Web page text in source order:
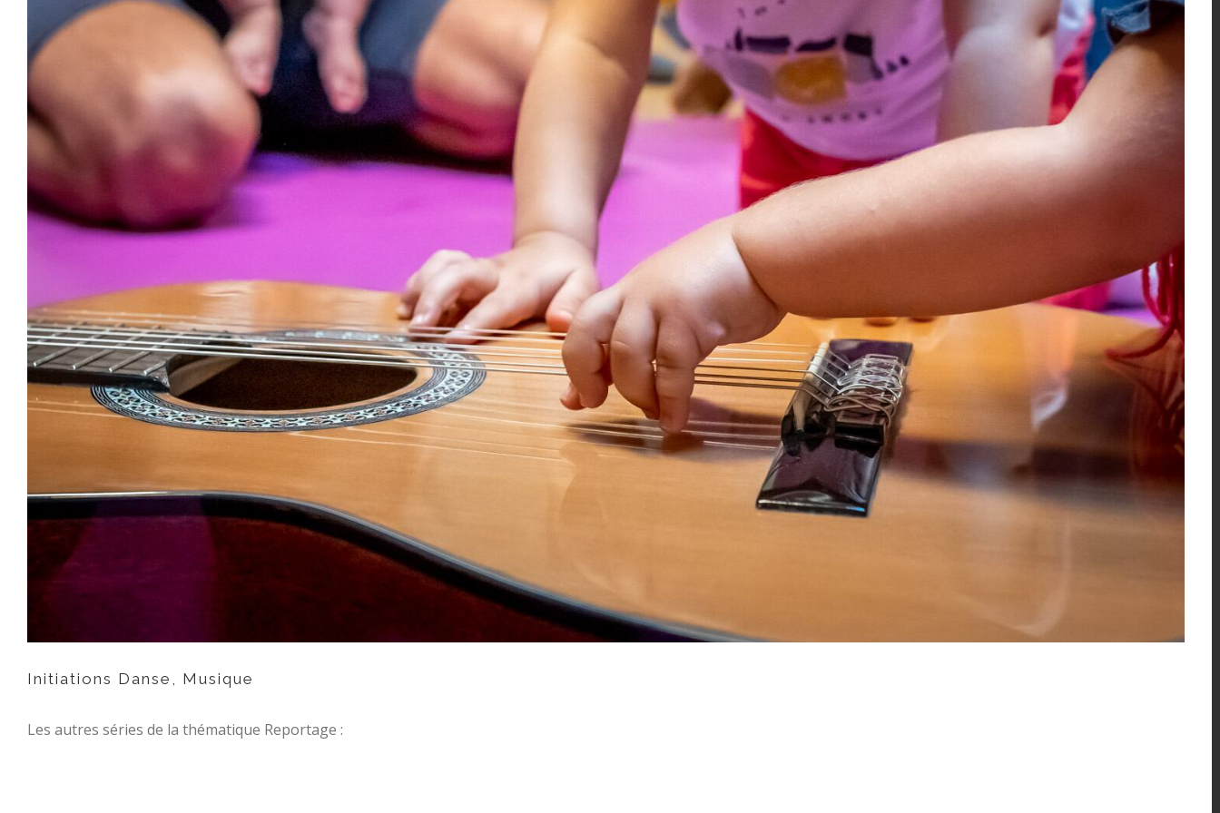
Initiations Danse, Musique
Initiations Danse, Musique
Les autres séries de la thématique Reportage :